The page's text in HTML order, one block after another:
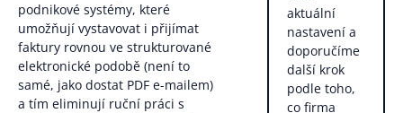
podnikové systémy, které
umožňují vystavovat i přijímat
faktury rovnou ve strukturované
elektronické podobě (není to
samé, jako dostat PDF e-mailem)
a tím eliminují ruční práci s
aktuální
nastavení a
doporučíme
další krok
podle toho,
co firma